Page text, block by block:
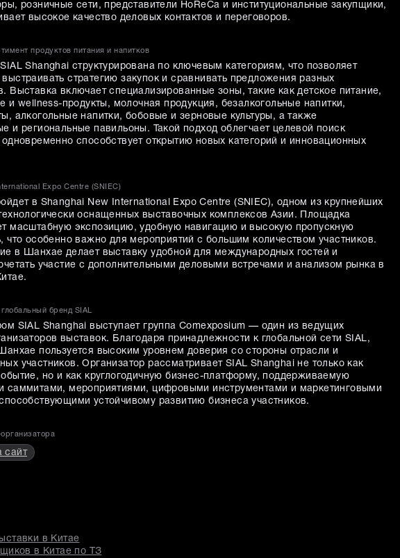
розничные сети, представители HoReCa и институциональные закупщики,
высокое качество деловых контактов и переговоров.
продуктов питания и напитков
Shanghai структурирована по ключевым категориям, что позволяет
стратегию закупок и сравнивать предложения разных
Выставка включает специализированные зоны, такие как детское питание,
и wellness-продукты, молочная продукция, безалкогольные напитки,
алкогольные напитки, бобовые и зерновые культуры, а также
и региональные павильоны. Такой подход облегчает целевой поиск
способствует открытию новых категорий и инновационных
Expo Centre (SNIEC)
в Shanghai New International Expo Centre (SNIEC), одном из крупнейших
оснащенных выставочных комплексов Азии. Площадка
масштабную экспозицию, удобную навигацию и высокую пропускную
что особенно важно для мероприятий с большим количеством участников.
в Шанхае делает выставку удобной для международных гостей и
участие с дополнительными деловыми встречами и анализом рынка в
бренд SIAL
SIAL Shanghai выступает группа Comexposium — один из ведущих
выставок. Благодаря принадлежности к глобальной сети SIAL,
пользуется высоким уровнем доверия со стороны отрасли и
участников. Организатор рассматривает SIAL Shanghai не только как
но и как круглогодичную бизнес-платформу, поддерживаемую
саммитами, мероприятиями, цифровыми инструментами и маркетинговыми
устойчивому развитию бизнеса участников.
сайт
в Китае
в Китае по ТЗ